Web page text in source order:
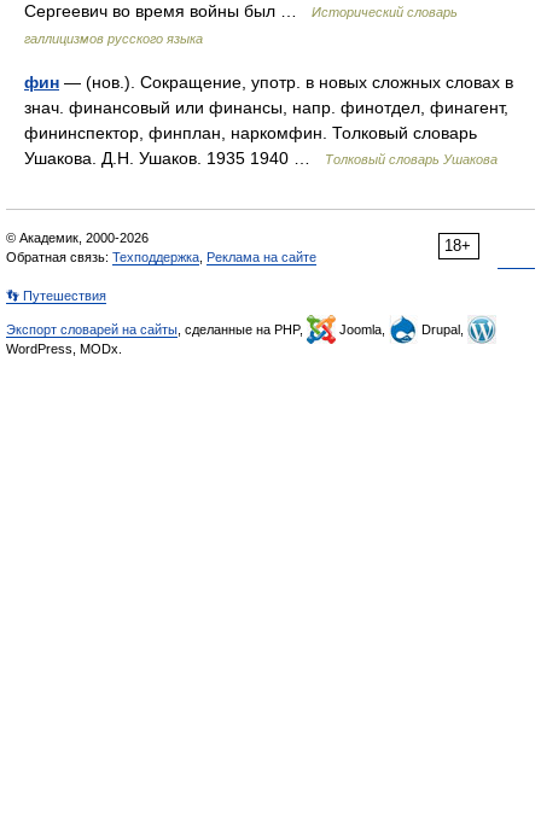
Сергеевич во время войны был …
Исторический словарь
галлицизмов русского языка
фин — (нов.). Сокращение, употр. в новых сложных словах в
знач. финансовый или финансы, напр. финотдел, финагент,
фининспектор, финплан, наркомфин. Толковый словарь
Ушакова. Д.Н. Ушаков. 1935 1940 …
Толковый словарь Ушакова
18+
© Академик, 2000-2026
Обратная связь: Техподдержка Реклама на сайте
👣 Путешествия
Экспорт словарей на сайты , сделанные на PHP, Joomla,
Drupal,
WordPress, MODx.